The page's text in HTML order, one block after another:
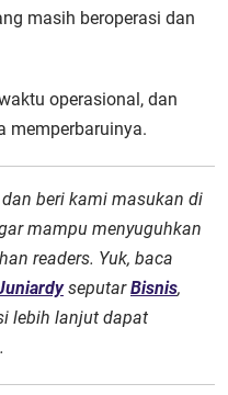
masih beroperasi dan
operasional, dan
memperbaruinya.
beri kami masukan di
mampu menyuguhkan
readers. Yuk, baca
seputarBisnis,
lebih lanjut dapat